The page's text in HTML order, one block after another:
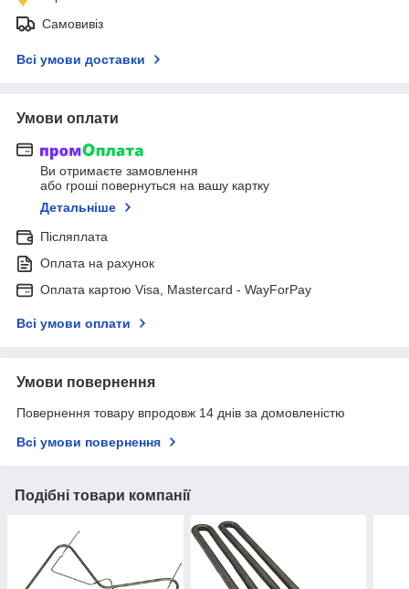
Самовивіз
Всі умови доставки
Умови оплати
Ви отримаєте замовлення
або гроші повернуться на вашу картку
Детальніше
Післяплата
Оплата на рахунок
Оплата картою Visa, Mastercard - WayForPay
Всі умови оплати
Умови повернення
Повернення товару впродовж 14 днів за домовленістю
Всі умови повернення
Подібні товари компанії